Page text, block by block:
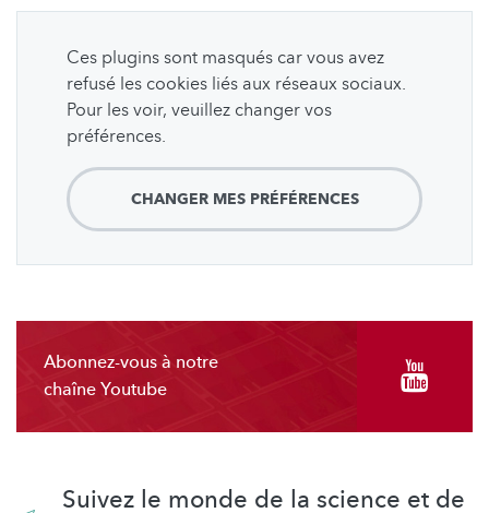
Ces plugins sont masqués car vous avez
refusé les cookies liés aux réseaux sociaux.
Pour les voir, veuillez changer vos
préférences.
CHANGER MES PRÉFÉRENCES
Abonnez-vous à notre
chaîne Youtube
Suivez le monde de la science et de